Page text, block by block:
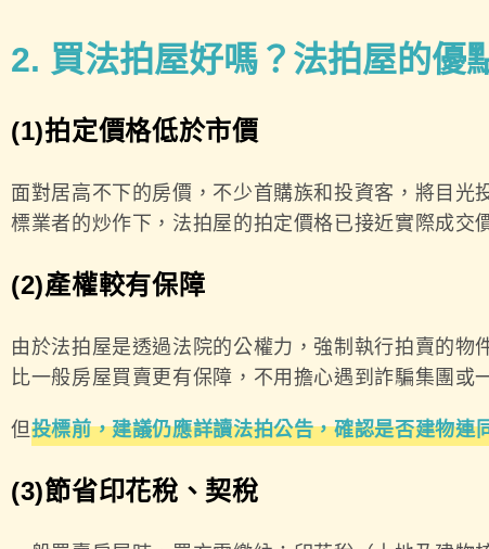
2. 買法拍屋好嗎？法拍屋的優
(1)拍定價格低於市價
面對居高不下的房價，不少首購族和投資客，將目光
標業者的炒作下，法拍屋的拍定價格已接近實際成交
(2)產權較有保障
由於法拍屋是透過法院的公權力，強制執行拍賣的
比一般房屋買賣更有保障，不用擔心遇到詐騙集團或
但投標前，建議仍應詳讀法拍公告，確認是否建物連
(3)節省印花稅、契稅